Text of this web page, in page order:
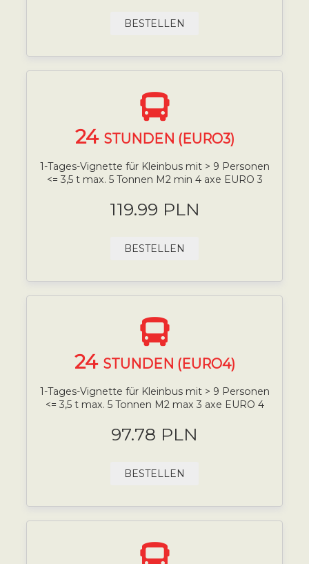
BESTELLEN
24 STUNDEN (EURO3)
1-Tages-Vignette für Kleinbus mit > 9 Personen
<= 3,5 t max. 5 Tonnen M2 min 4 axe EURO 3
119.99 PLN
BESTELLEN
24 STUNDEN (EURO4)
1-Tages-Vignette für Kleinbus mit > 9 Personen
<= 3,5 t max. 5 Tonnen M2 max 3 axe EURO 4
97.78 PLN
BESTELLEN